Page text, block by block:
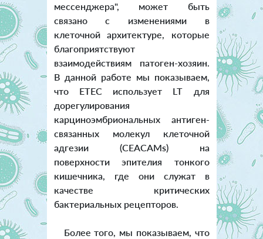
мессенджера", может быть
связано с изменениями в
клеточной архитектуре, которые
благоприятствуют
взаимодействиям патоген-хозяин.
В данной работе мы показываем,
что ETEC использует LT для
дорегулирования
карциноэмбриональных антиген-
связанных молекул клеточной
адгезии (CEACAMs) на
поверхности эпителия тонкого
кишечника, где они служат в
качестве критических
бактериальных рецепторов.
Более того, мы показываем, что